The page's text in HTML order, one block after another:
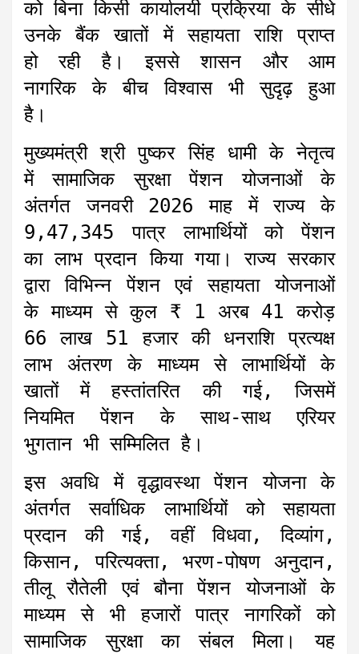
को बिना किसी कार्यालयी प्रक्रिया के सीधे
उनके बैंक खातों में सहायता राशि प्राप्त
हो रही है। इससे शासन और आम
नागरिक के बीच विश्वास भी सुदृढ़ हुआ
है।
मुख्यमंत्री श्री पुष्कर सिंह धामी के नेतृत्व
में सामाजिक सुरक्षा पेंशन योजनाओं के
अंतर्गत जनवरी 2026 माह में राज्य के
9,47,345 पात्र लाभार्थियों को पेंशन
का लाभ प्रदान किया गया। राज्य सरकार
द्वारा विभिन्न पेंशन एवं सहायता योजनाओं
के माध्यम से कुल ₹ 1 अरब 41 करोड़
66 लाख 51 हजार की धनराशि प्रत्यक्ष
लाभ अंतरण के माध्यम से लाभार्थियों के
खातों में हस्तांतरित की गई, जिसमें
नियमित पेंशन के साथ-साथ एरियर
भुगतान भी सम्मिलित है।
इस अवधि में वृद्धावस्था पेंशन योजना के
अंतर्गत सर्वाधिक लाभार्थियों को सहायता
प्रदान की गई, वहीं विधवा, दिव्यांग,
किसान, परित्यक्ता, भरण-पोषण अनुदान,
तीलू रौतेली एवं बौना पेंशन योजनाओं के
माध्यम से भी हजारों पात्र नागरिकों को
सामाजिक सुरक्षा का संबल मिला। यह